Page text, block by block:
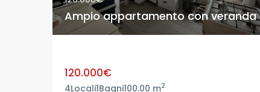
Ampio appartamento con veranda
120.000€
Locali
4 Bagni
1 100.00 m2